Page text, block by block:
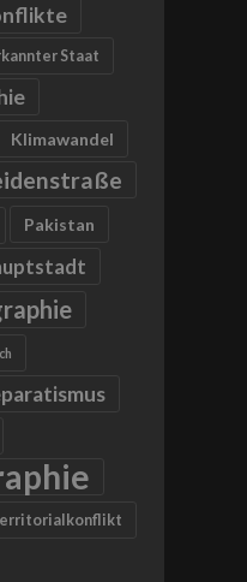
Staat
Klimawandel
Pakistan